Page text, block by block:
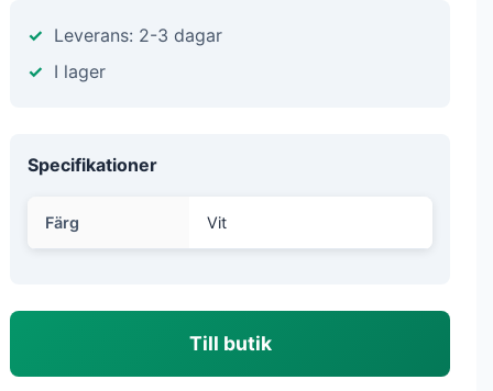
Leverans: 2-3 dagar
I lager
Specifikationer
Färg Vit
Till butik